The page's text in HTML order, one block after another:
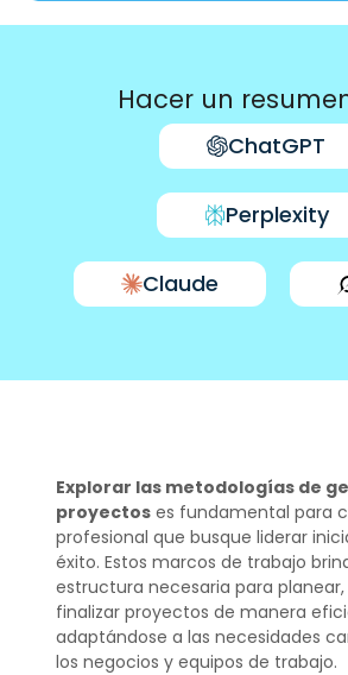
Hacer un
ChatGPT
Perplexity
Claude
Explorar las metodologías de
proyectoses fundamental para
profesional que busque liderar
éxito. Estos marcos de trabajo
estructura necesaria para
finalizar proyectos de manera
adaptándose a las necesidades
los negocios y equipos de trabajo.